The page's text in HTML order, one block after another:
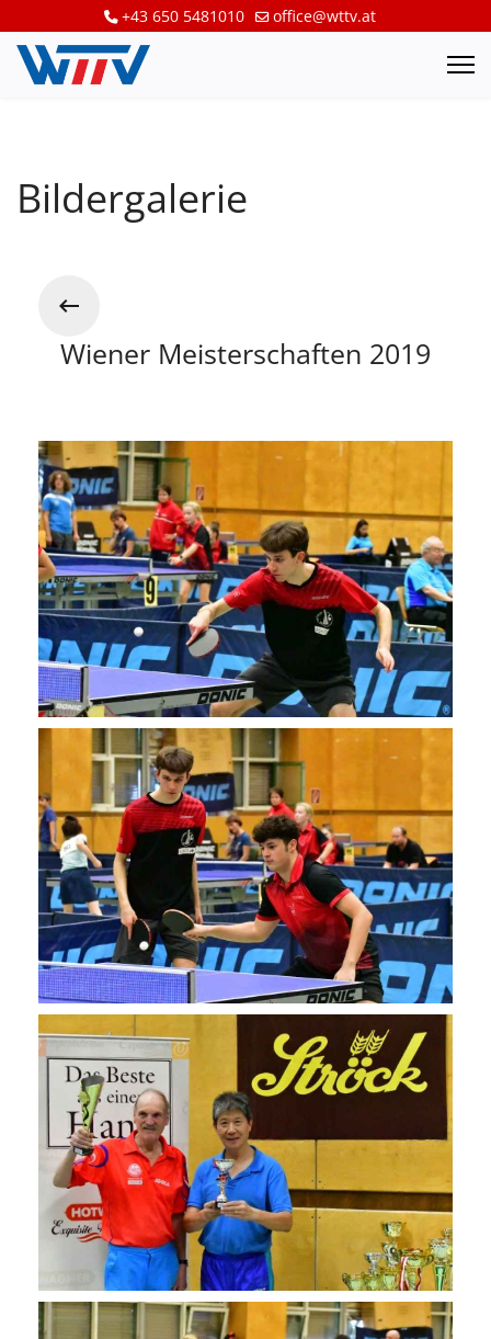
+43 650 5481010 office@wttv.at
Bildergalerie
Wiener Meisterschaften 2019